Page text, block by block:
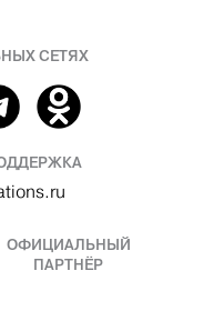
СЕТЯХ
ОФИЦИАЛЬНЫЙ
ПАРТНЁР